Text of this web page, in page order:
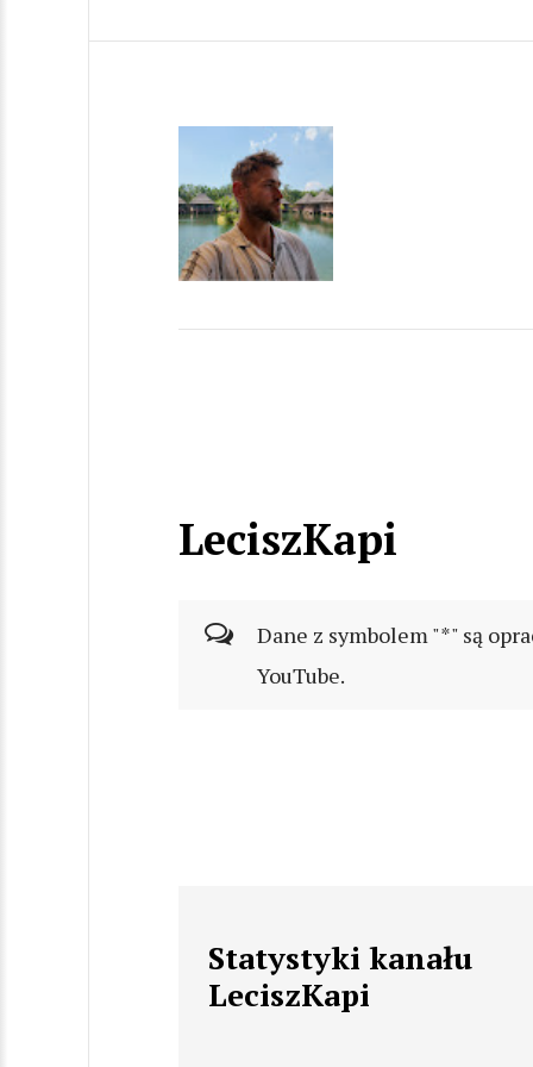
LeciszKapi
Dane z symbolem "*" są
YouTube.
Statystyki kanału
LeciszKapi